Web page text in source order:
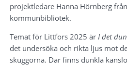
projektledare Hanna Hörnberg
kommunbibliotek.
Temat för Littfors 2025 är I det
det undersöka och rikta ljus mot
skuggorna. Där finns dunkla